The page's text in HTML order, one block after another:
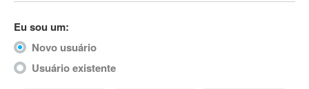
Actimize
ActionScript
ActionScript 3
Eu sou um:
Novo usuário
Usuário existente